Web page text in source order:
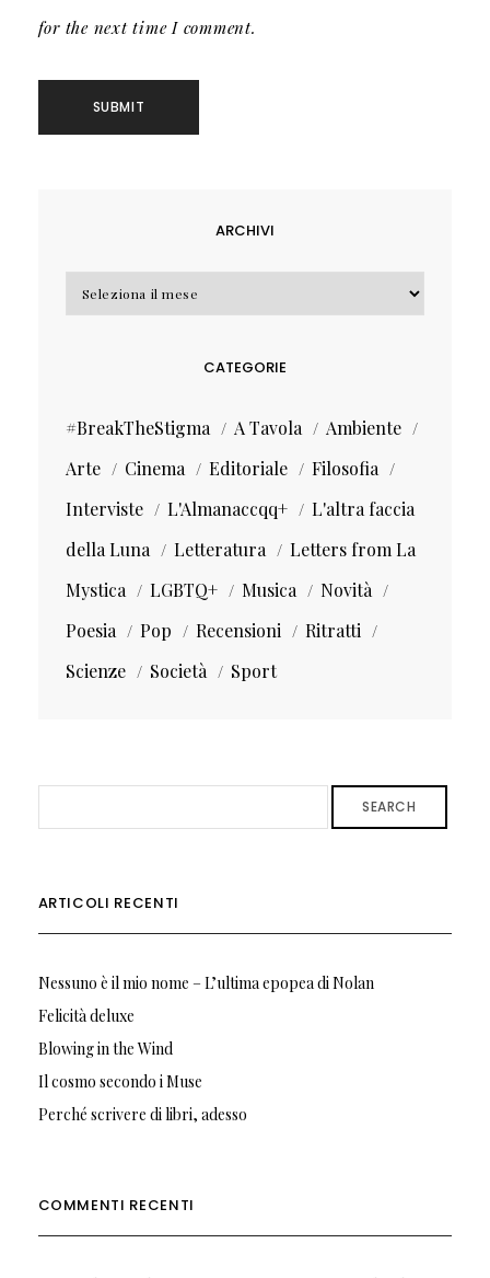
for the next time I comment.
ARCHIVI
CATEGORIE
#BreakTheStigma A Tavola
Ambiente
Arte
Cinema Editoriale
Filosofia
Interviste
L'Almanaccqq+
L'altra faccia
della Luna
Letteratura
Letters from La
Mystica
LGBTQ+ Musica
Novità
Poesia
Pop Recensioni
Ritratti
Scienze
Società Sport
SEARCH
ARTICOLI RECENTI
Nessuno è il mio nome – L’ultima epopea di Nolan
Felicità deluxe
Blowing in the Wind
Il cosmo secondo i Muse
Perché scrivere di libri, adesso
COMMENTI RECENTI